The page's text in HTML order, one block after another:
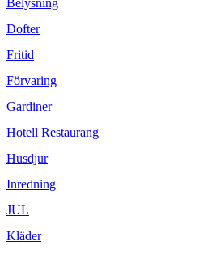
Belysning
Dofter
Fritid
Förvaring
Gardiner
Hotell Restaurang
Husdjur
Inredning
JUL
Kläder